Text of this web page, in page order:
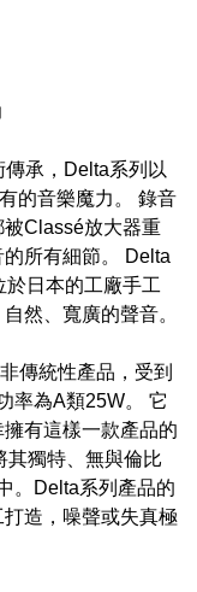
承，Delta系列以
的音樂魔力。 錄音
Classé放大器重
所有細節。 Delta
日本的工廠手工
然、寬廣的聲音。
傳統性產品，受到
率為A類25W。 它
有這樣一款產品的
其獨特、無與倫比
。Delta系列產品的
造，噪聲或失真極